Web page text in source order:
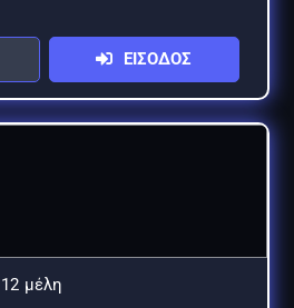
ΕΙΣΟΔΟΣ
12 μέλη